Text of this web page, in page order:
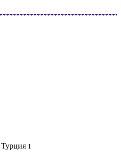
Турция 1